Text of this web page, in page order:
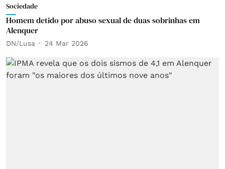
Sociedade
Homem detido por abuso sexual de duas sobrinhas em
Alenquer
DN/Lusa 24 Mar 2026